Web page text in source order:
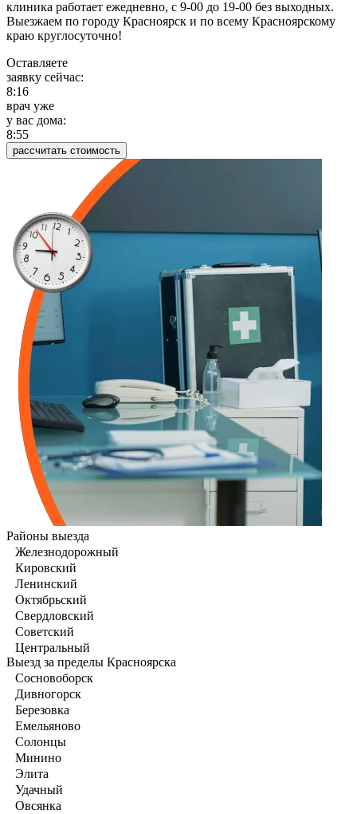
клиника работает ежедневно, с 9-00 до 19-00 без выходных.
Выезжаем по городу Красноярск и по всему Красноярскому
краю круглосуточно!
Оставляете
заявку сейчас:
8:16
врач уже
у вас дома:
8:55
рассчитать стоимость
Районы выезда
Железнодорожный
Кировский
Ленинский
Октябрьский
Свердловский
Советский
Центральный
Выезд за пределы Красноярска
Сосновоборск
Дивногорск
Березовка
Емельяново
Солонцы
Минино
Элита
Удачный
Овсянка